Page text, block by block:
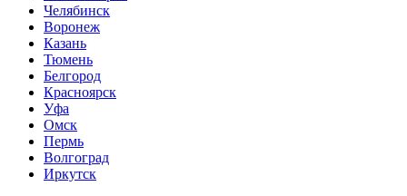
Челябинск
Воронеж
Казань
Тюмень
Белгород
Красноярск
Уфа
Омск
Пермь
Волгоград
Иркутск